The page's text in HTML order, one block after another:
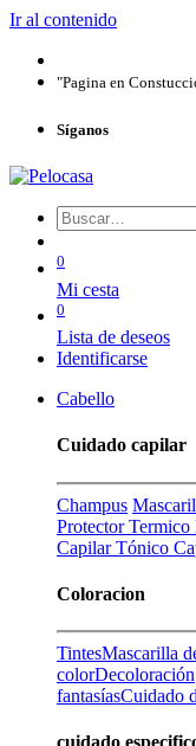
Ir al contenido
"Pagina en
Síganos
0
Mi cesta
0
Lista de deseos
Identificarse
Cabello
Cuidado capilar
Champus
Protector Termico
CapilarTónico
Coloracion
TintesMascarilla
colorDecoloración
fantasíasCuidado